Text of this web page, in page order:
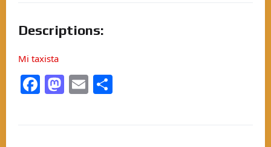
Descriptions:
Mi taxista
Facebook
Mastodon
Email